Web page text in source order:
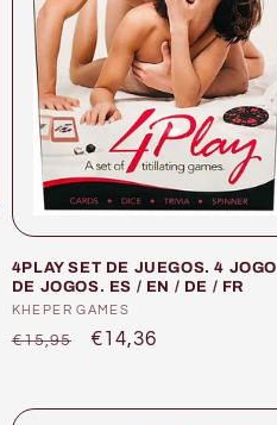
4PLAY SET DE JUEGOS. 4 JOGO
DE JOGOS. ES / EN / DE / FR
Fornecedor:
KHEPER GAMES
Preço
€15,95
Preço
€14,36